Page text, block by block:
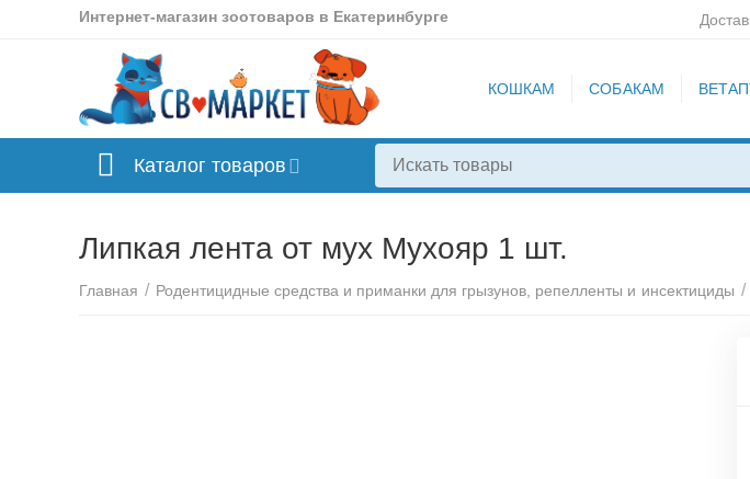
Интернет-магазин зоотоваров в Екатеринбурге
КОШКАМ СОБАКАМ
Каталог товаров
Липкая лента от мух Мухояр 1 шт.
Главная / Родентицидные средства и приманки для грызунов, репелленты и инсектициды /